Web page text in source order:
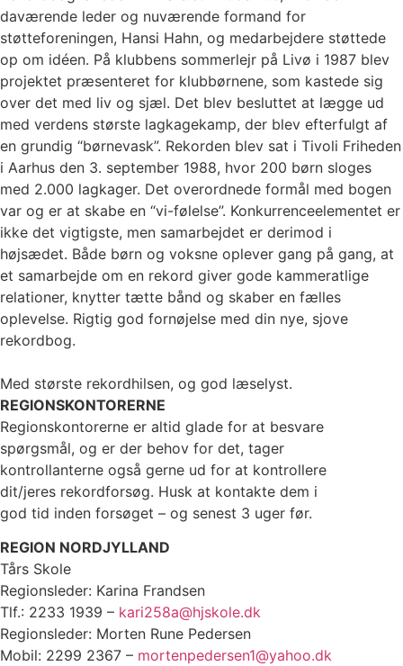
daværende leder og nuværende formand for
støtteforeningen, Hansi Hahn, og medarbejdere støttede
op om idéen. På klubbens sommerlejr på Livø i 1987 blev
projektet præsenteret for klubbørnene, som kastede sig
over det med liv og sjæl. Det blev besluttet at lægge ud
med verdens største lagkagekamp, der blev efterfulgt af
en grundig “børnevask”. Rekorden blev sat i Tivoli Friheden
i Aarhus den 3. september 1988, hvor 200 børn sloges
med 2.000 lagkager. Det overordnede formål med bogen
var og er at skabe en “vi-følelse”. Konkurrenceelementet er
ikke det vigtigste, men samarbejdet er derimod i
højsædet. Både børn og voksne oplever gang på gang, at
et samarbejde om en rekord giver gode kammeratlige
relationer, knytter tætte bånd og skaber en fælles
oplevelse. Rigtig god fornøjelse med din nye, sjove
rekordbog.
Med største rekordhilsen, og god læselyst.
REGIONSKONTORERNE
Regionskontorerne er altid glade for at besvare
spørgsmål, og er der behov for det, tager
kontrollanterne også gerne ud for at kontrollere
dit/jeres rekordforsøg. Husk at kontakte dem i
god tid inden forsøget – og senest 3 uger før.
REGION NORDJYLLAND
Tårs Skole
Regionsleder: Karina Frandsen
Tlf.: 2233 1939 – kari258a@hjskole.dk
Regionsleder: Morten Rune Pedersen
Mobil: 2299 2367 – mortenpedersen1@yahoo.dk